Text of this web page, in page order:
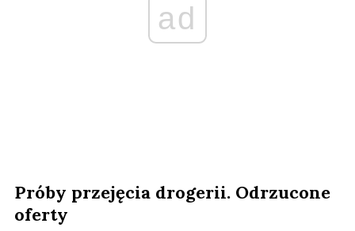
ad
Próby przejęcia drogerii. Odrzucone
oferty